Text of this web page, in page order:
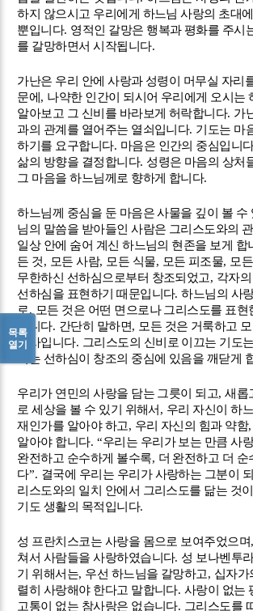
하지 않으시고 우리에게 하느님 사랑의 초대
뿐입니다. 영적인 갈망은 행복과 평화를 주시
를 갈망하면서 시작됩니다.
가난은 우리 안에 사랑과 성령이 머무실 자리
문에 , 나약한 인간이 되시어 우리에게 오시는
알아보고 그 신비를 바라보게 허락합니다. 가
과의 관계를 열어주는 열쇠입니다. 기도는 마
하기를 요구합니다. 마음은 인간의 중심입니
삶의 방향을 결정합니다. 성령은 마음의 상처
그 마음을 하느님께로 향하게 합니다.
하느님께 중심을 둔 마음은 사물을 깊이 볼 수
님의 말씀을 받아들인 사람은 그리스도와의
일상 안에 숨어 계신 하느님의 현존을 보게 합
든 것, 모든 사람, 모든 식물, 모든 피조물, 모
무한하신 선하심으로부터 창조되었고, 각자
선하심을 표현하기 때문입니다.하느님의 사
로, 모든 것은 어떤 면으로나 그리스도를 표현
습니다. 간단히 말하면, 모든 것은 거룩하고
성사입니다. 그리스도의 신비로 이끄는 기도
치는 선하심이 창조의 중심에 있음을 깨닫게
우리가 연민의 사랑을 담는 그릇이 되고,새롭
로 세상을 볼 수 있기 위해서 , 우리 자신이 하
재인가를 알아야 하고, 우리 자신의 힘과 약함
알아야 합니다. “우리는 우리가 보는 만큼 사
완전하고 순수하게 볼수록, 더 완전하고 더 순
다”. 결국에 우리는 우리가 사랑하는 그분이
리스도와의 일치 안에서 그리스도를 닮는 것
기도 생활의 목적입니다.
성 프란치스코는 사랑을 몸으로 보여주었으며,
쳐서 사람들을 사랑하였습니다. 성 보나벤투
기 위해서는, 우선 하느님을 갈망하고, 십자가
렬히 사랑해야 한다고 말합니다. 사랑이 없는
고통이 없는 참사랑은 없습니다. 그리스도를
목록
열기